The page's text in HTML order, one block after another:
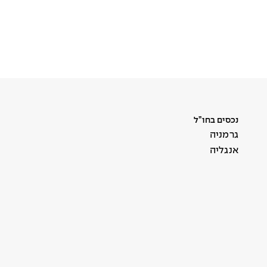
נכסים בחו”ל
גרמניה
אנגליה